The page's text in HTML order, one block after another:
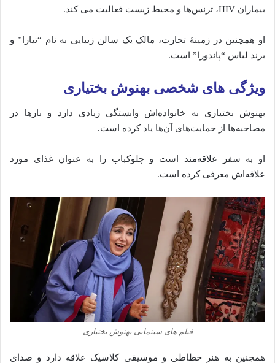
بیماران HIV، ترنس‌ها و محیط زیست فعالیت می‌ کند.
او همچنین در زمینهٔ تجارت، مالک یک سالن زیبایی به نام “تیارا” و
برند لباس “پاندورا” است.
ویژگی‌ های شخصی بهنوش بختیاری
بهنوش بختیاری به خانواده‌اش وابستگی زیادی دارد و بارها در
مصاحبه‌ها از حمایت‌های آن‌ها یاد کرده است.
او به سفر علاقه‌مند است و چلوکباب را به عنوان غذای مورد
علاقه‌اش معرفی کرده است.
فیلم های سینمایی بهنوش بختیاری
همچنین به هنر خطاطی و موسیقی کلاسیک علاقه دارد و صدای